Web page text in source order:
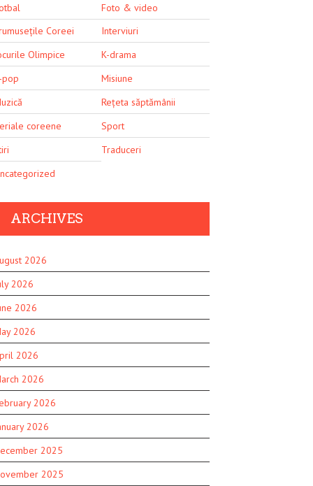
Foto & video
Coreei
Interviuri
Olimpice
K-drama
pop
Misiune
Rețeta săptămânii
coreene
Sport
Traduceri
ARCHIVES
2026
2026
2026
2026
2026
2026
2026
2026
2025
2025